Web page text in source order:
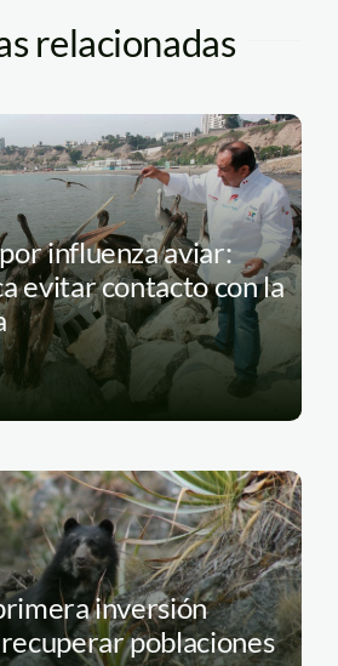
relacionadas
influenza aviar:
evitar contacto con la
inversión
poblaciones